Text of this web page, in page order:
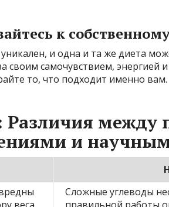
к
и одна и та же диета
своим самочувствием, энергией
то, что подходит именно вам.
Различия между
и
Сложные углеводы